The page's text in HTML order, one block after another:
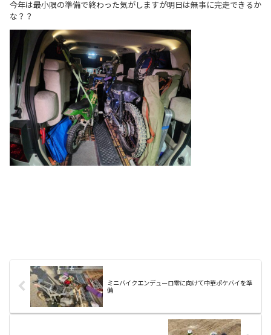
今年は最小限の準備で終わった気がしますが明日は無事に完走できるか
な？？
ミニバイクエンデューロ零に向けて中華ポケバイを準
備